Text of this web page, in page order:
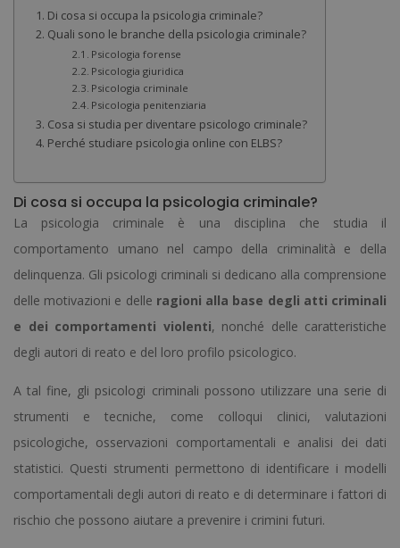
Di cosa si occupa la psicologia criminale?
Quali sono le branche della psicologia criminale?
Psicologia forense
Psicologia giuridica
Psicologia criminale
Psicologia penitenziaria
Cosa si studia per diventare psicologo criminale?
Perché studiare psicologia online con ELBS?
Di cosa si occupa la psicologia criminale?
La psicologia criminale è una disciplina che studia il
comportamento umano nel campo della criminalità e della
delinquenza. Gli psicologi criminali si dedicano alla comprensione
delle motivazioni e delle ragioni alla base degli atti criminali
e dei comportamenti violenti, nonché delle caratteristiche
degli autori di reato e del loro profilo psicologico.
A tal fine, gli psicologi criminali possono utilizzare una serie di
strumenti e tecniche, come colloqui clinici, valutazioni
psicologiche, osservazioni comportamentali e analisi dei dati
statistici. Questi strumenti permettono di identificare i modelli
comportamentali degli autori di reato e di determinare i fattori di
rischio che possono aiutare a prevenire i crimini futuri.